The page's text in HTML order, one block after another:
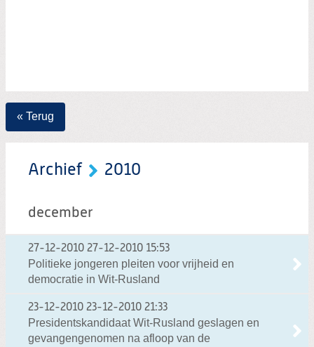
« Terug
Archief 2010
december
27-12-2010 27-12-2010 15:53
Politieke jongeren pleiten voor vrijheid en
democratie in Wit-Rusland
23-12-2010 23-12-2010 21:33
Presidentskandidaat Wit-Rusland geslagen en
gevangengenomen na afloop van de